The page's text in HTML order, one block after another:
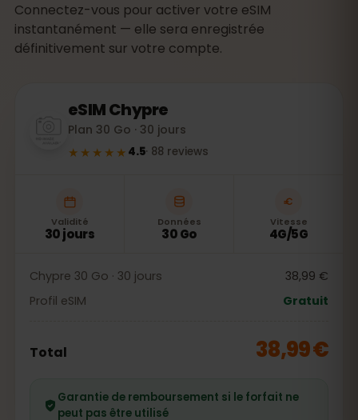
Connectez-vous pour activer votre eSIM
instantanément — elle sera enregistrée
définitivement sur votre compte.
eSIMChypre
Plan 30 Go · 30 jours
★★★★★ 4.5· 88 reviews
Validité
30 jours
Données
30 Go
Vitesse
4G/5G
Chypre 30 Go · 30 jours
38,99 €
Profil eSIM
Gratuit
Total 38,99 €
Garantie de remboursement si le forfait ne
peut pas être utilisé